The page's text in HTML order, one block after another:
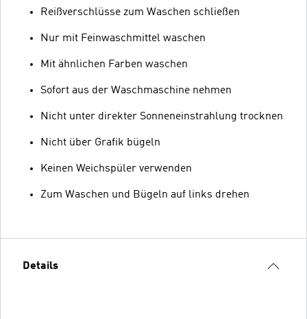
Reißverschlüsse zum Waschen schließen
Nur mit Feinwaschmittel waschen
Mit ähnlichen Farben waschen
Sofort aus der Waschmaschine nehmen
Nicht unter direkter Sonneneinstrahlung trocknen
Nicht über Grafik bügeln
Keinen Weichspüler verwenden
Zum Waschen und Bügeln auf links drehen
Details